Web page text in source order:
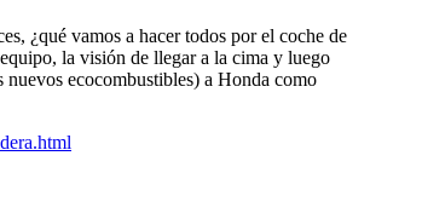
¿qué vamos a hacer todos por el coche de
la visión de llegar a la cima y luego
ecocombustibles) a Honda como